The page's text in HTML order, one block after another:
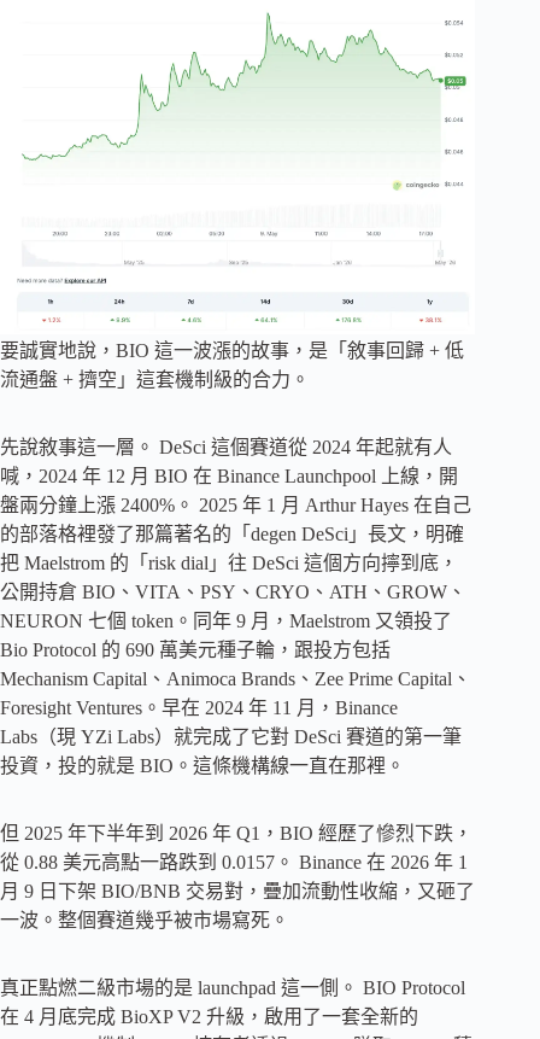
要誠實地說，BIO 這一波漲的故事，是「敘事回歸 + 低
流通盤 + 擠空」這套機制級的合力。
先說敘事這一層。 DeSci 這個賽道從 2024 年起就有人
喊，2024 年 12 月 BIO 在 Binance Launchpool 上線，開
盤兩分鐘上漲 2400%。 2025 年 1 月 Arthur Hayes 在自己
的部落格裡發了那篇著名的「degen DeSci」長文，明確
把 Maelstrom 的「risk dial」往 DeSci 這個方向擰到底，
公開持倉 BIO、VITA、PSY、CRYO、ATH、GROW、
NEURON 七個 token。同年 9 月，Maelstrom 又領投了
Bio Protocol 的 690 萬美元種子輪，跟投方包括
Mechanism Capital、Animoca Brands、Zee Prime Capital、
Foresight Ventures。早在 2024 年 11 月，Binance
Labs（現 YZi Labs）就完成了它對 DeSci 賽道的第一筆
投資，投的就是 BIO。這條機構線一直在那裡。
但 2025 年下半年到 2026 年 Q1，BIO 經歷了慘烈下跌，
從 0.88 美元高點一路跌到 0.0157。 Binance 在 2026 年 1
月 9 日下架 BIO/BNB 交易對，疊加流動性收縮，又砸了
一波。整個賽道幾乎被市場寫死。
真正點燃二級市場的是 launchpad 這一側。 BIO Protocol
在 4 月底完成 BioXP V2 升級，啟用了一套全新的